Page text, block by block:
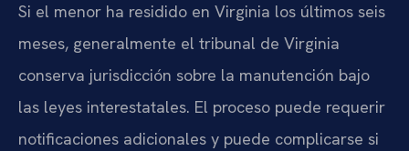
Si el menor ha residido en Virginia los últimos seis
meses, generalmente el tribunal de Virginia
conserva jurisdicción sobre la manutención bajo
las leyes interestatales. El proceso puede requerir
notificaciones adicionales y puede complicarse si